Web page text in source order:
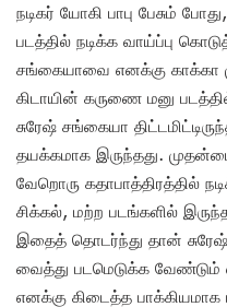
நடிகர் யோகி பாபு பேசும்
படத்தில் நடிக்க வாய்ப்பு
சங்கையாவை எனக்கு காக்கா
கிடாயின் கருணை மனு
சுரேஷ் சங்கையா
தயக்கமாக இருந்தது.
வேறொரு கதாபாத்திரத்தில்
சிக்கல், மற்ற படங்களில்
இதைத் தொடர்ந்து தான்
வைத்து படமெடுக்க
எனக்கு கிடைத்த